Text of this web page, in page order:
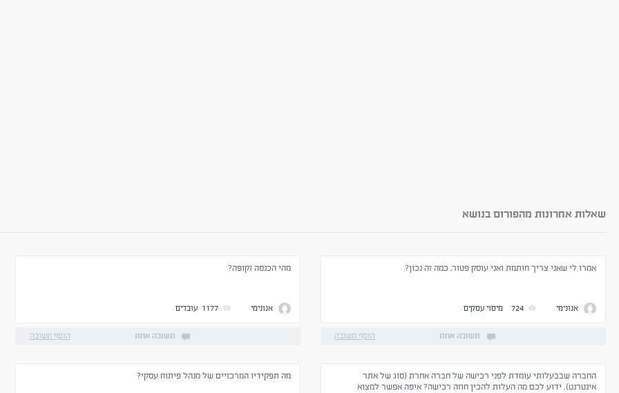
שאלות אחרונות מהפורום בנושא
אמרו לי שאני צריך חותמת ואני עוסק פטור, כמה זה נכון?
אנונימי 724 מיסוי עסקים
תשובה אחת הוסף תשובה
מהי הכנסה זקופה?
אנונימי 1177 עובדים
תשובה אחת הוסף תשובה
החברה שבבעלותי עומדת לפני רכישה של חברה אחרת (סוג של אתר
אינטרנט). ידוע לכם מה העלות להכין חוזה רכישה? איפה אפשר למצוא
מה תפקידיו המרכזיים של מנהל פיתוח עסקי?